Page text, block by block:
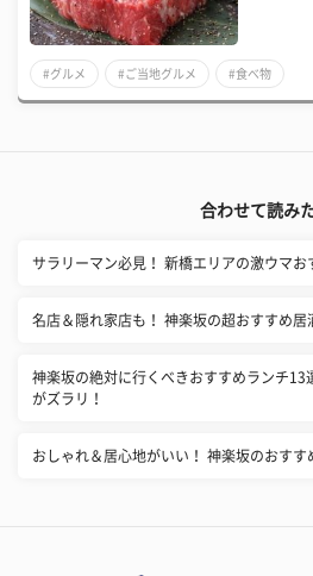
#グルメ #ご当地グルメ #食べ物
合わせて読み
サラリーマン必見！ 新橋エリアの激ウマお
名店＆隠れ家店も！ 神楽坂の超おすすめ居
神楽坂の絶対に行くべきおすすめランチ13
がズラリ！
おしゃれ＆居心地がいい！ 神楽坂のおすす